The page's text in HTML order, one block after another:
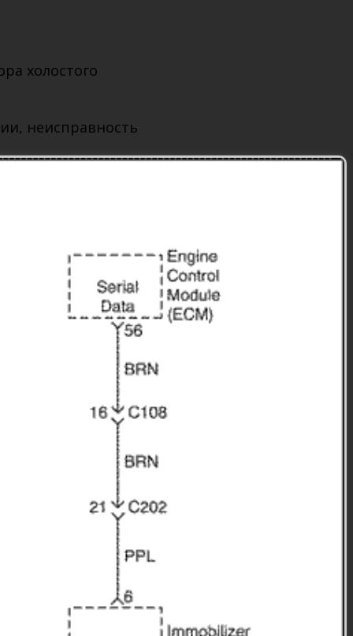
холостого
неисправность